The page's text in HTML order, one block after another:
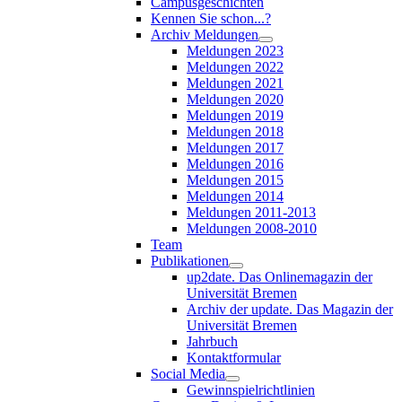
Kennen Sie schon...?
Archiv Meldungen
Meldungen 2023
Meldungen 2022
Meldungen 2021
Meldungen 2020
Meldungen 2019
Meldungen 2018
Meldungen 2017
Meldungen 2016
Meldungen 2015
Meldungen 2014
Meldungen 2011-2013
Meldungen 2008-2010
Team
Publikationen
up2date. Das Onlinemagazin der
Universität Bremen
Archiv der update. Das Magazin der
Universität Bremen
Jahrbuch
Kontaktformular
Social Media
Gewinnspielrichtlinien